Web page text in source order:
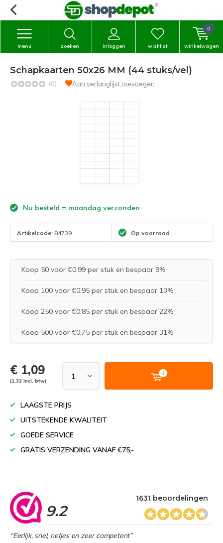
zoeken inloggen
menu wishlist winkelwagen
0
Schapkaarten 50x26 MM (44 stuks/vel)
(0) Aan verlanglijst toevoegen
Nu besteld = maandag verzonden
Artikelcode: 84739 Op voorraad
Koop 50 voor €0,99 per stuk en bespaar 9%
Koop 100 voor €0,95 per stuk en bespaar 13%
Koop 250 voor €0,85 per stuk en bespaar 22%
Koop 500 voor €0,75 per stuk en bespaar 31%
€ 1,09
(1,32 Incl. btw)
LAAGSTE PRIJS
UITSTEKENDE KWALITEIT
GOEDE SERVICE
GRATIS VERZENDING VANAF €75,-
9.2
1631 beoordelingen
“Eerlijk, snel, netjes en zeer competent”